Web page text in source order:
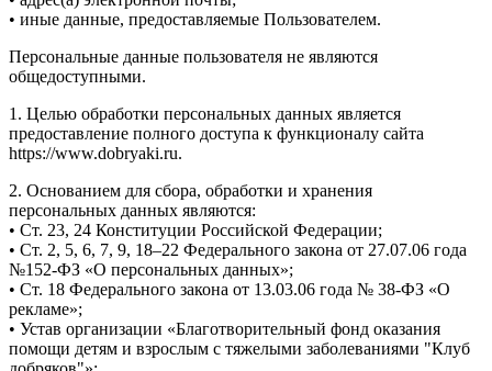
• иные данные, предоставляемые Пользователем.
Персональные данные пользователя не являются
общедоступными.
1. Целью обработки персональных данных является
предоставление полного доступа к функционалу сайта
https://www.dobryaki.ru.
2. Основанием для сбора, обработки и хранения
персональных данных являются:
• Ст. 23, 24 Конституции Российской Федерации;
• Ст. 2, 5, 6, 7, 9, 18–22 Федерального закона от 27.07.06 года
№152-ФЗ «О персональных данных»;
• Ст. 18 Федерального закона от 13.03.06 года № 38-ФЗ «О
рекламе»;
• Устав организации «Благотворительный фонд оказания
помощи детям и взрослым с тяжелыми заболеваниями "Клуб